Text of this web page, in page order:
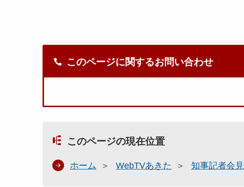
このページに関するお問い合わせ
このページの現在位置
ホーム WebTVあきた 知事記者会見